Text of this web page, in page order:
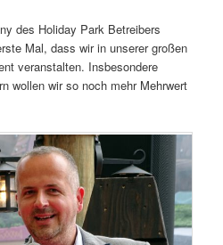
des Holiday Park Betreibers
Mal, dass wir in unserer großen
veranstalten. Insbesondere
wollen wir so noch mehr Mehrwert